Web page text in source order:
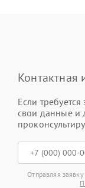
Если требуется
свои данные и
Отправляя